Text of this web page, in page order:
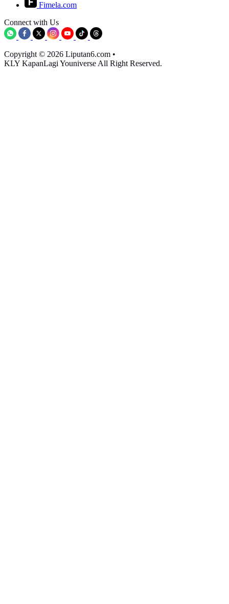
Fimela.com
Connect with Us
Copyright © 2026 Liputan6.com •
KLY KapanLagi Youniverse All Right Reserved.